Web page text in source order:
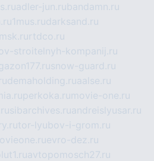
adler-jun.rubandamn.ru
1mus.rudarksand.ru
rtdco.ru
stroitelnyh-kompanij.ru
snow-guard.ru
demaholding.ruaalse.ru
perkoka.ru movie-one.ru
sibarchives.ruandreislyusar.ru
tor-lyubov-i-grom.ru
evro-dez.ru
avtopomosch27.ru